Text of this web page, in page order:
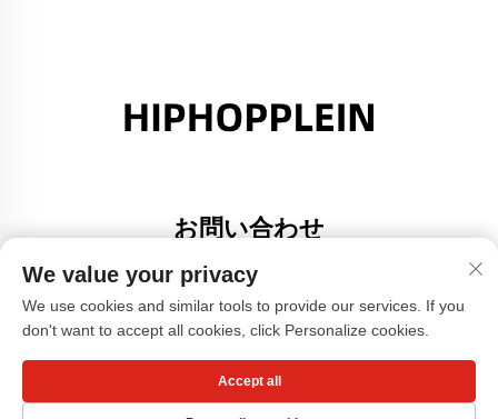
お問い合わせ
Add: 広東省佛山市大里町金沙港創意園A棟308号室
電話番号：+86-17304049586
メールアドレス： [email protected]
We value your privacy
We use cookies and similar tools to provide our services. If you
don't want to accept all cookies, click Personalize cookies.
Accept all